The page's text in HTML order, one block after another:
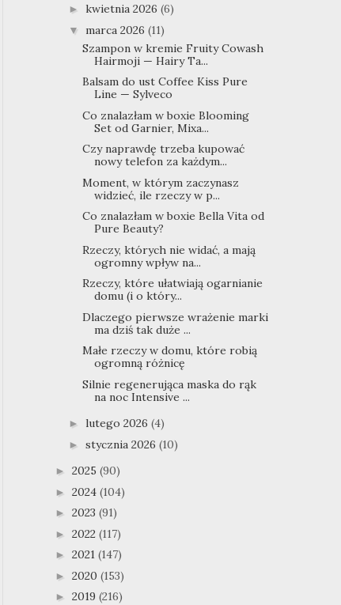
► kwietnia 2026 (6)
▼ marca 2026 (11)
Szampon w kremie Fruity Cowash
Hairmoji — Hairy Ta...
Balsam do ust Coffee Kiss Pure
Line — Sylveco
Co znalazłam w boxie Blooming
Set od Garnier, Mixa...
Czy naprawdę trzeba kupować
nowy telefon za każdym...
Moment, w którym zaczynasz
widzieć, ile rzeczy w p...
Co znalazłam w boxie Bella Vita od
Pure Beauty?
Rzeczy, których nie widać, a mają
ogromny wpływ na...
Rzeczy, które ułatwiają ogarnianie
domu (i o który...
Dlaczego pierwsze wrażenie marki
ma dziś tak duże ...
Małe rzeczy w domu, które robią
ogromną różnicę
Silnie regenerująca maska do rąk
na noc Intensive ...
► lutego 2026 (4)
► stycznia 2026 (10)
► 2025 (90)
► 2024 (104)
► 2023 (91)
► 2022 (117)
► 2021 (147)
► 2020 (153)
► 2019 (216)